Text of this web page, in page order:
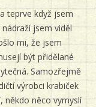
teprve když jsem
jsem viděl
mi, že jsem
být přidělané
Samozřejmě
výrobci krabiček
někdo něco vymyslí